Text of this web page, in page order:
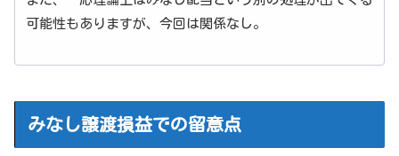
可能性もありますが、今回は関係なし。
みなし譲渡損益での留意点